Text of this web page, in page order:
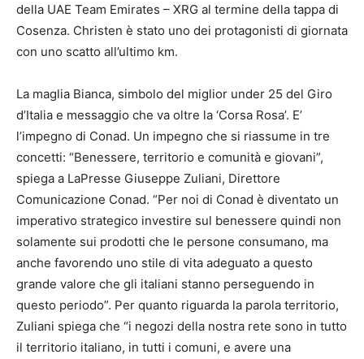
della UAE Team Emirates – XRG al termine della tappa di
Cosenza. Christen è stato uno dei protagonisti di giornata
con uno scatto all’ultimo km.
La maglia Bianca, simbolo del miglior under 25 del Giro
d’Italia e messaggio che va oltre la ‘Corsa Rosa’. E’
l’impegno di Conad. Un impegno che si riassume in tre
concetti: “Benessere, territorio e comunità e giovani”,
spiega a LaPresse Giuseppe Zuliani, Direttore
Comunicazione Conad. “Per noi di Conad è diventato un
imperativo strategico investire sul benessere quindi non
solamente sui prodotti che le persone consumano, ma
anche favorendo uno stile di vita adeguato a questo
grande valore che gli italiani stanno perseguendo in
questo periodo”. Per quanto riguarda la parola territorio,
Zuliani spiega che “i negozi della nostra rete sono in tutto
il territorio italiano, in tutti i comuni, e avere una